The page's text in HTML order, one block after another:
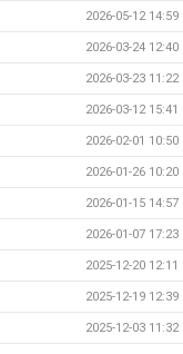
2026-05-12 14:59
2026-03-24 12:40
2026-03-23 11:22
2026-03-12 15:41
2026-02-01 10:50
2026-01-26 10:20
2026-01-15 14:57
2026-01-07 17:23
2025-12-20 12:11
2025-12-19 12:39
2025-12-03 11:32